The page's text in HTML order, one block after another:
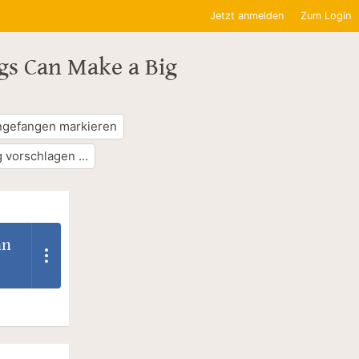
Jetzt anmelden Zum Login
Can Make a Big
markieren
vorschlagen …